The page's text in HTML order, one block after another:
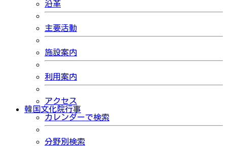
沿革
主要活動
施設案内
利用案内
アクセス
韓国文化院行事
カレンダーで検索
分野別検索